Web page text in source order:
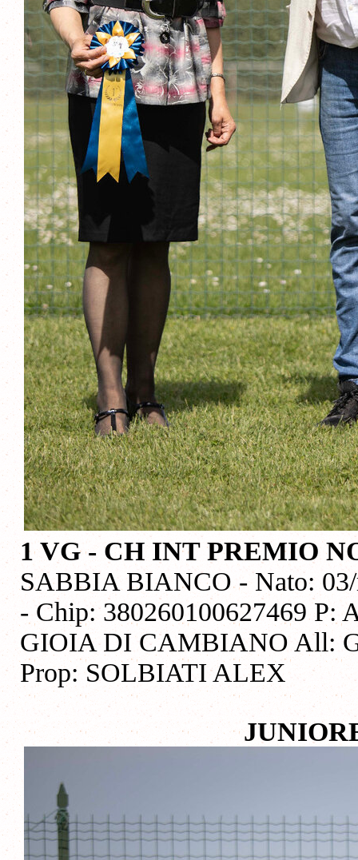
1 VG - CH INT PREMIO
SABBIA BIANCO - Nato:
- Chip: 380260100627469
GIOIA DI CAMBIANO All:
Prop: SOLBIATI ALEX